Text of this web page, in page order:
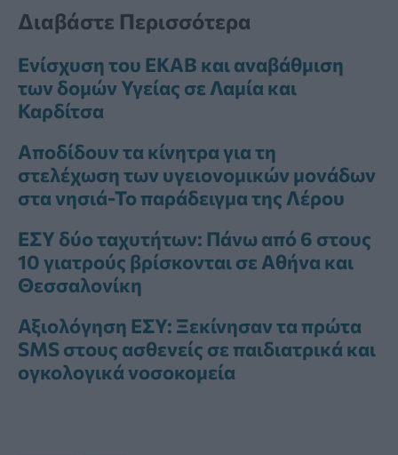
Διαβάστε Περισσότερα
Ενίσχυση του ΕΚΑΒ και αναβάθμιση
των δομών Υγείας σε Λαμία και
Καρδίτσα
Αποδίδουν τα κίνητρα για τη
στελέχωση των υγειονομικών μονάδων
στα νησιά-Το παράδειγμα της Λέρου
ΕΣΥ δύο ταχυτήτων: Πάνω από 6 στους
10 γιατρούς βρίσκονται σε Αθήνα και
Θεσσαλονίκη
Αξιολόγηση ΕΣΥ: Ξεκίνησαν τα πρώτα
SMS στους ασθενείς σε παιδιατρικά και
ογκολογικά νοσοκομεία